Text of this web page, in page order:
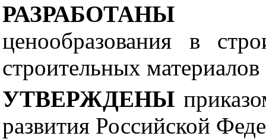
ценообразования в
строительных материалов
УТВЕРЖДЕНЫ
развития Российской